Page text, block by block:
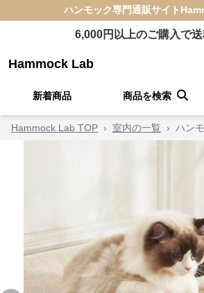
ハンモック専門通販サイト
6,000円以上のご購入で
Hammock Lab
新着商品 商品を検索
Hammock Lab TOP › 室内の一覧 › ハン